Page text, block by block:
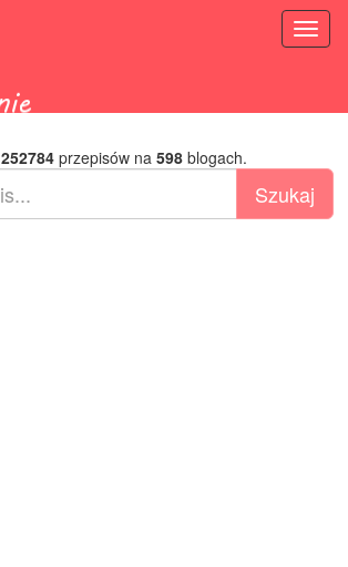
252784przepisów na 598blogach.